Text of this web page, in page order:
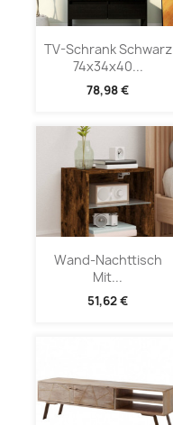
TV-Schrank Schwarz
74x34x40...
78,98 €
Wand-Nachttisch
Mit...
51,62 €